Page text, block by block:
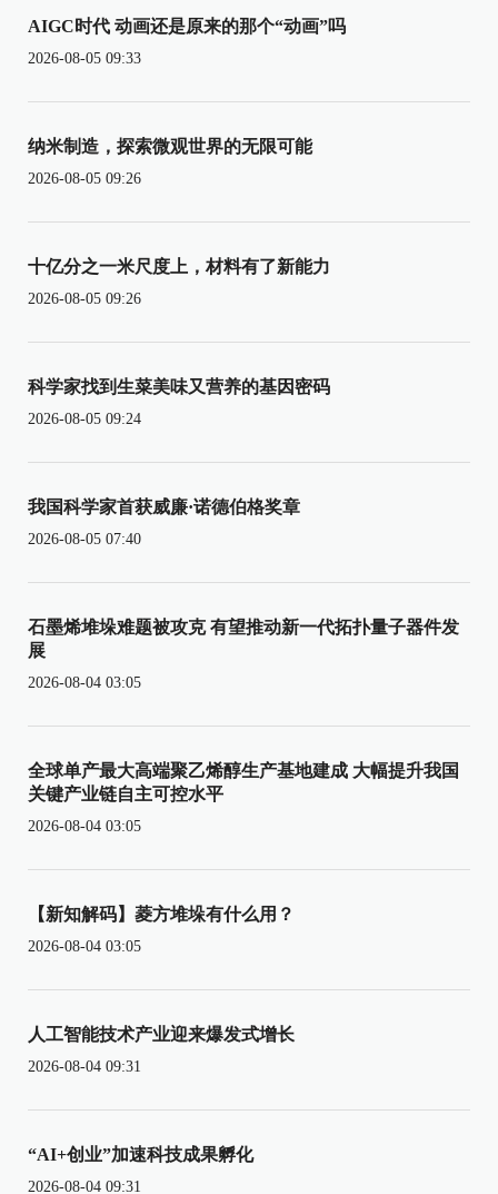
AIGC时代 动画还是原来的那个“动画”吗
2026-08-05 09:33
纳米制造，探索微观世界的无限可能
2026-08-05 09:26
十亿分之一米尺度上，材料有了新能力
2026-08-05 09:26
科学家找到生菜美味又营养的基因密码
2026-08-05 09:24
我国科学家首获威廉·诺德伯格奖章
2026-08-05 07:40
石墨烯堆垛难题被攻克 有望推动新一代拓扑量子器件发
展
2026-08-04 03:05
全球单产最大高端聚乙烯醇生产基地建成 大幅提升我国
关键产业链自主可控水平
2026-08-04 03:05
【新知解码】菱方堆垛有什么用？
2026-08-04 03:05
人工智能技术产业迎来爆发式增长
2026-08-04 09:31
“AI+创业”加速科技成果孵化
2026-08-04 09:31